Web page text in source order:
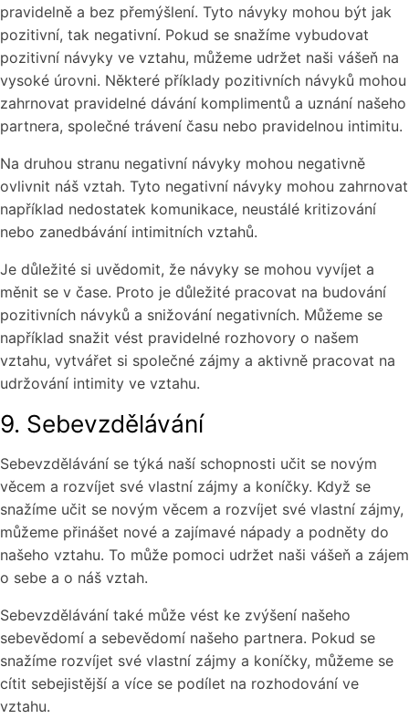
pravidelně a bez přemýšlení. Tyto návyky mohou být jak
pozitivní, tak negativní. Pokud se snažíme vybudovat
pozitivní návyky ve vztahu, můžeme udržet naši vášeň na
vysoké úrovni. Některé příklady pozitivních návyků mohou
zahrnovat pravidelné dávání komplimentů a uznání našeho
partnera, společné trávení času nebo pravidelnou intimitu.
Na druhou stranu negativní návyky mohou negativně
ovlivnit náš vztah. Tyto negativní návyky mohou zahrnovat
například nedostatek komunikace, neustálé kritizování
nebo zanedbávání intimitních vztahů.
Je důležité si uvědomit, že návyky se mohou vyvíjet a
měnit se v čase. Proto je důležité pracovat na budování
pozitivních návyků a snižování negativních. Můžeme se
například snažit vést pravidelné rozhovory o našem
vztahu, vytvářet si společné zájmy a aktivně pracovat na
udržování intimity ve vztahu.
9. Sebevzdělávání
Sebevzdělávání se týká naší schopnosti učit se novým
věcem a rozvíjet své vlastní zájmy a koníčky. Když se
snažíme učit se novým věcem a rozvíjet své vlastní zájmy,
můžeme přinášet nové a zajímavé nápady a podněty do
našeho vztahu. To může pomoci udržet naši vášeň a zájem
o sebe a o náš vztah.
Sebevzdělávání také může vést ke zvýšení našeho
sebevědomí a sebevědomí našeho partnera. Pokud se
snažíme rozvíjet své vlastní zájmy a koníčky, můžeme se
cítit sebejistější a více se podílet na rozhodování ve
vztahu.